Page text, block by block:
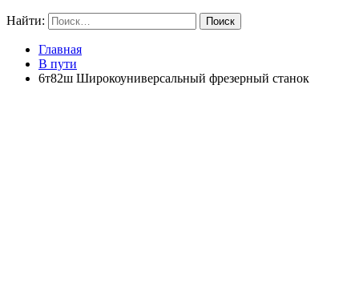
Найти:
Главная
В пути
6т82ш Широкоуниверсальный фрезерный станок